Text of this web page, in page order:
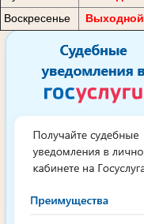
Воскресенье
Выходной